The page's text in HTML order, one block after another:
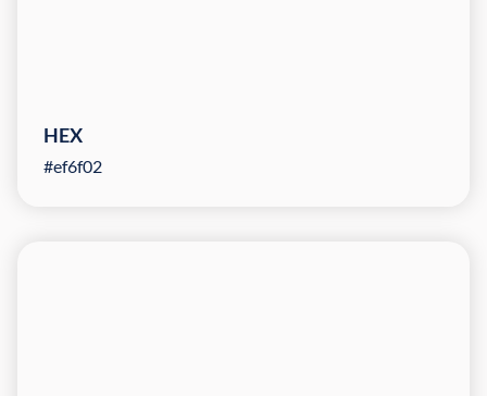
HEX
#ef6f02